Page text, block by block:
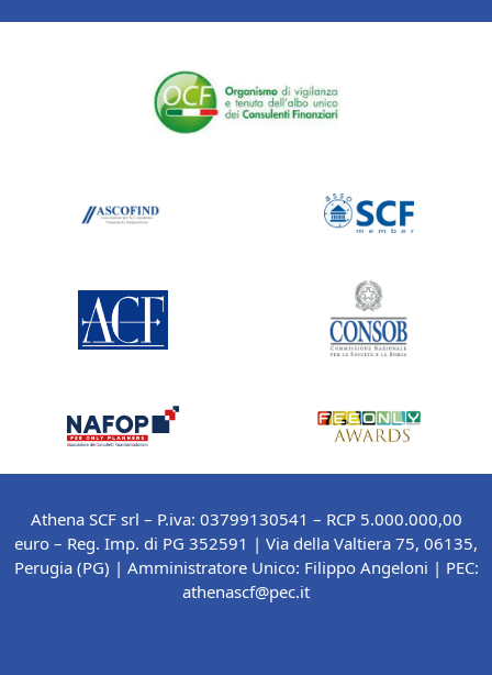
Athena SCF srl – P.iva: 03799130541 – RCP 5.000.000,00
euro – Reg. Imp. di PG 352591 | Via della Valtiera 75, 06135,
Perugia (PG) | Amministratore Unico: Filippo Angeloni | PEC:
athenascf@pec.it